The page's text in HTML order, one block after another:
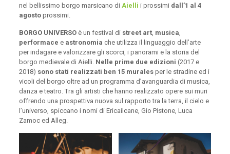
nel bellissimo borgo marsicano di Aielli i prossimi dall’1 al 4
agostoprossimi.
BORGO UNIVERSOè un festival di street art, musica,
performace e astronomia che utilizza il linguaggio dell’arte
per indagare e valorizzare gli scorci, i panorami e la storia del
borgo medievale di Aielli. Nelle prime due edizioni (2017 e
2018) sono stati realizzati ben 15 muralesper le stradine ed i
vicoli del borgo oltre ad un programma d’avanguardia di musica,
danza e teatro. Tra gli artisti che hanno realizzato opere sui muri
offrendo una prospettiva nuova sul rapporto tra la terra, il cielo e
l’universo, spiccano i nomi di Ericailcane, Gio Pistone, Luca
Zamoc ed Alleg.